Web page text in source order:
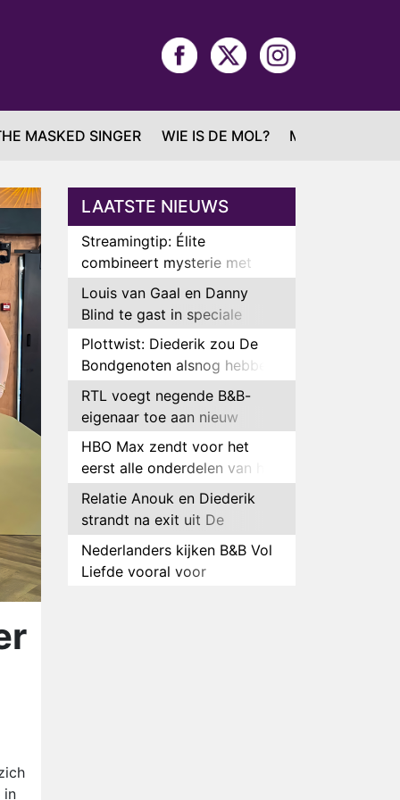
MASKED SINGER WIE IS DE MOL? MAFS
in
LAATSTE NIEUWS
Streamingtip: Élite
combineert mysterie met
romantie
Louis van Gaal en Danny
Blind te gast in speciale
aflevering van Tussen de
Palen
Plottwist: Diederik zou De
Bondgenoten alsnog hebben
verlaten
RTL voegt negende B&B-
eigenaar toe aan nieuw
seizoen B&B Vol Liefde
HBO Max zendt voor het
eerst alle onderdelen van het
EK Atletiek uit
Relatie Anouk en Diederik
strandt na exit uit De
Bondgenoten
Nederlanders kijken B&B Vol
Liefde vooral voor